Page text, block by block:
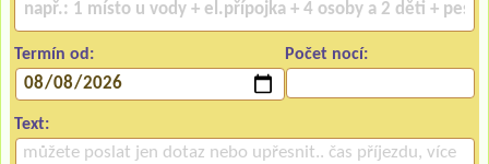
Termín od: Počet nocí:
Text: